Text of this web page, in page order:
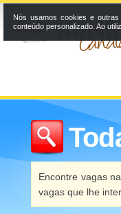
Encontre vagas
vagas que lhe
Nós usamos cookies e
conteúdo personalizado. Ao